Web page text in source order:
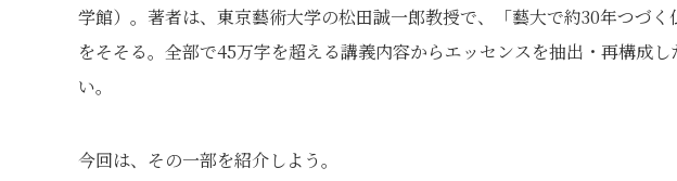
学館）。著者は、東京藝術大学の松田誠一郎教授で、「藝大で約30年つづ
をそそる。全部で45万字を超える講義内容からエッセンスを抽出・再構成
い。
今回は、その一部を紹介しよう。